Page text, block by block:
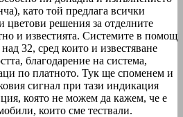
като той предлага всички
решения за отделните
и известията. Системите в помощ
32, сред които и известяване
благодарение на система,
по платното. Тук ще споменем и
сигнал при тази индикация
която не можем да кажем, че е
които сме тествали.